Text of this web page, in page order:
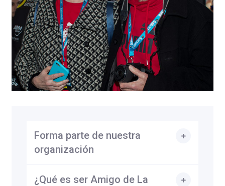
Forma parte de nuestra
organización
¿Qué es ser Amigo de La